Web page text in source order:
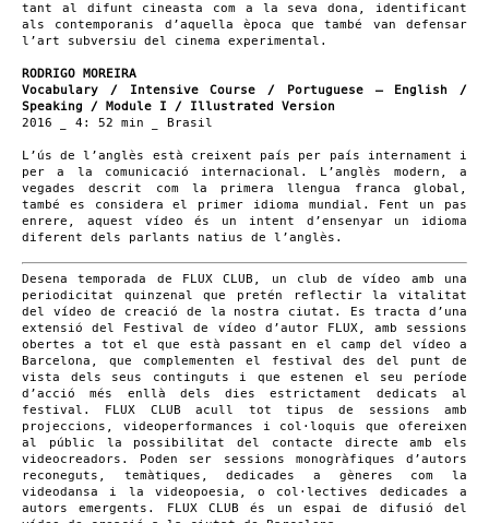
tant al difunt cineasta com a la seva dona, identificant
als contemporanis d’aquella època que també van defensar
l’art subversiu del cinema experimental.
RODRIGO MOREIRA
Vocabulary / Intensive Course / Portuguese – English /
Speaking / Module I / Illustrated Version
2016 _ 4: 52 min _ Brasil
L’ús de l’anglès està creixent país per país internament i
per a la comunicació internacional. L’anglès modern, a
vegades descrit com la primera llengua franca global,
també es considera el primer idioma mundial. Fent un pas
enrere, aquest vídeo és un intent d’ensenyar un idioma
diferent dels parlants natius de l’anglès.
Desena temporada de FLUX CLUB, un club de vídeo amb una
periodicitat quinzenal que pretén reflectir la vitalitat
del vídeo de creació de la nostra ciutat. Es tracta d’una
extensió del Festival de vídeo d’autor FLUX, amb sessions
obertes a tot el que està passant en el camp del vídeo a
Barcelona, que complementen el festival des del punt de
vista dels seus continguts i que estenen el seu període
d’acció més enllà dels dies estrictament dedicats al
festival. FLUX CLUB acull tot tipus de sessions amb
projeccions, videoperformances i col·loquis que ofereixen
al públic la possibilitat del contacte directe amb els
videocreadors. Poden ser sessions monogràfiques d’autors
reconeguts, temàtiques, dedicades a gèneres com la
videodansa i la videopoesia, o col·lectives dedicades a
autors emergents. FLUX CLUB és un espai de difusió del